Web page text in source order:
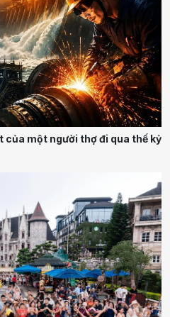
của một người thợ đi qua thế kỷ